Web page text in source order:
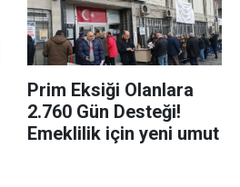
Prim Eksiği Olanlara
2.760 Gün Desteği!
Emeklilik için yeni umut